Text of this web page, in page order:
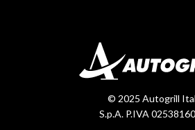
© 2025 Autogrill
S.p.A. P.IVA